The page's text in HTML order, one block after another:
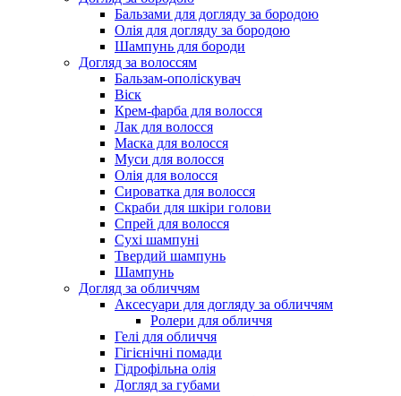
Бальзами для догляду за бородою
Олія для догляду за бородою
Шампунь для бороди
Догляд за волоссям
Бальзам-ополіскувач
Віск
Крем-фарба для волосся
Лак для волосся
Маска для волосся
Муси для волосся
Олія для волосся
Сироватка для волосся
Скраби для шкіри голови
Спрей для волосся
Сухі шампуні
Твердий шампунь
Шампунь
Догляд за обличчям
Аксесуари для догляду за обличчям
Ролери для обличчя
Гелі для обличчя
Гігієнічні помади
Гідрофільна олія
Догляд за губами